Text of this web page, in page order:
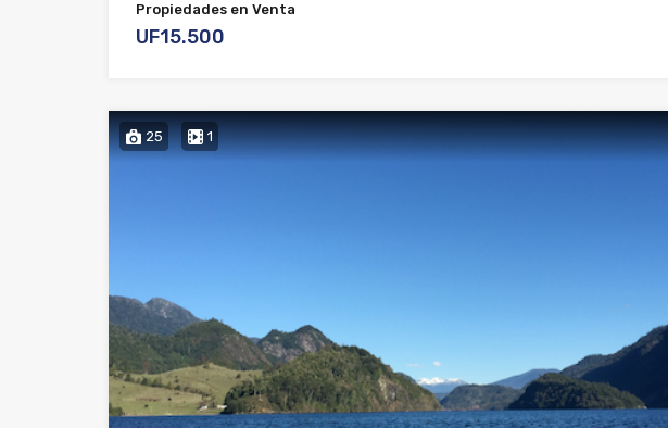
Propiedades en Venta
UF15.500
25 1